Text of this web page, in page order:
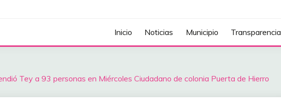
– VILLA DEL ÁLVAREZ
Inicio Noticias Municipio Transparencia
Tey a 93 personas en Miércoles Ciudadano de colonia Puerta de Hierro